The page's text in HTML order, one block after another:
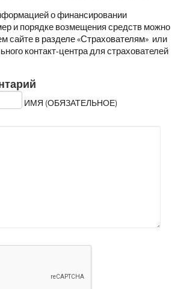
о финансировании
и порядке возмещения средств можно
сайте в разделе «Страхователям»или
контакт-центра для страхователей
ИМЯ (ОБЯЗАТЕЛЬНОЕ)